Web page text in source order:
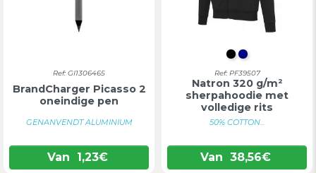
Ref: GI1306465
BrandCharger Picasso 2
oneindige pen
GENANVENDT ALUMINIUM
Van 1,23€
INTENS
Ref: PF39507
Natron 320 g/m²
sherpahoodie met
volledige rits
50% COTTON...
Van 38,56€